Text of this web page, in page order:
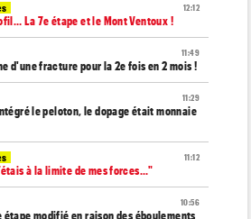
12:12
La 7e étape et le Mont Ventoux !
11:49
d'une fracture pour la 2e fois en 2 mois !
11:29
le peloton, le dopage était monnaie
11:12
à la limite de mes forces..."
10:56
étape modifié en raison des éboulements